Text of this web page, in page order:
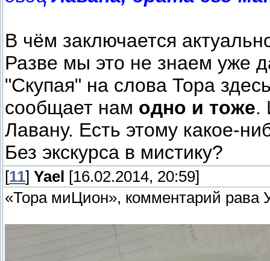
В чём заключается
Разве мы это не знаем уже
"Скупая" на слова Тора
сообщает нам одно и тоже.
Лавану. Есть этому какое-
Без экскурса в мистику?
[11] Yael
[16.02.2014, 20:59]
«Тора миЦион», комментарий рава